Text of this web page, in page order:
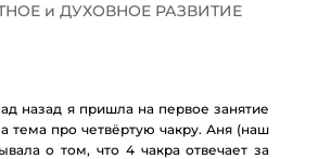
и ДУХОВНОЕ РАЗВИТИЕ
назад я пришла на первое занятие
тема про четвёртую чакру. Аня (наш
о том, что 4 чакра отвечает за